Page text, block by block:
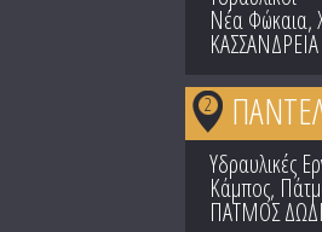
Νέα Φώκαια,
2
Υδραυλικές
Κάμπος,
ΠΑΤΜΟΣ